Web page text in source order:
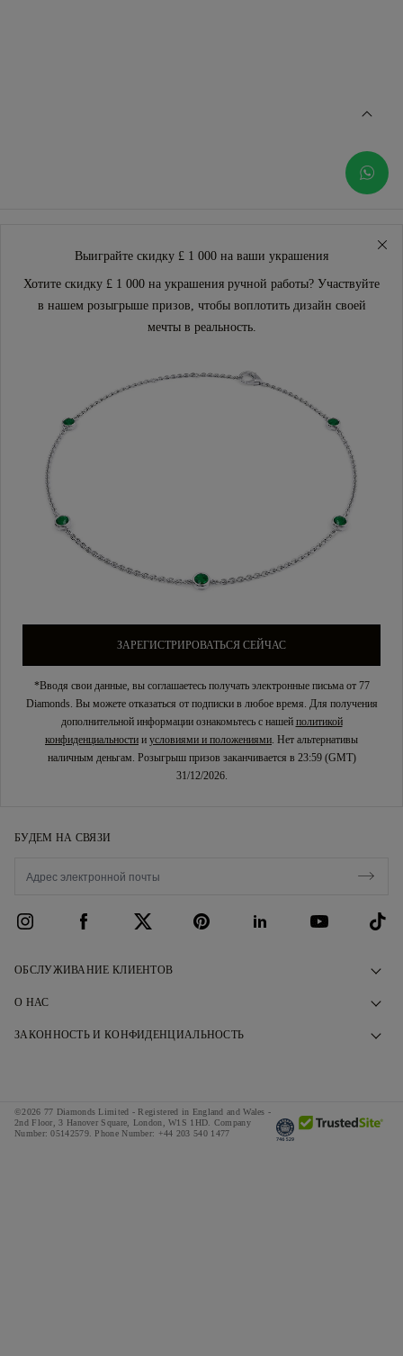
Выиграйте скидку £ 1 000 на ваши украшения
Хотите скидку £ 1 000 на украшения ручной работы? Участвуйте
в нашем розыгрыше призов, чтобы воплотить дизайн своей
мечты в реальность.
ЗАРЕГИСТРИРОВАТЬСЯ СЕЙЧАС
*Вводя свои данные, вы соглашаетесь получать электронные письма от 77
Diamonds. Вы можете отказаться от подписки в любое время. Для получения
дополнительной информации ознакомьтесь с нашей политикой
конфиденциальности и условиями и положениями. Нет альтернативы
наличным деньгам. Розыгрыш призов заканчивается в 23:59 (GMT)
31/12/2026.
БУДЕМ НА СВЯЗИ
ОБСЛУЖИВАНИЕ КЛИЕНТОВ
Свяжитесь с нами
Правила и условия рассрочки
О НАС
Наша История
Ответственный Поиск
ЗАКОННОСТЬ И КОНФИДЕНЦИАЛЬНОСТЬ
Пользовательское соглашение
©2026 77 Diamonds Limited - Registered in England and Wales -
2nd Floor, 3 Hanover Square, London, W1S 1HD. Company
Number:05142579. Phone Number: +44 203 540 1477